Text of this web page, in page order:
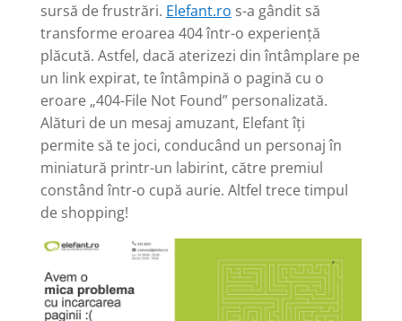
sursă de frustrări. Elefant.ro s-a gândit să
transforme eroarea 404 într-o experiență
plăcută. Astfel, dacă aterizezi din întâmplare pe
un link expirat, te întâmpină o pagină cu o
eroare „404-File Not Found” personalizată.
Alături de un mesaj amuzant, Elefant îți
permite să te joci, conducând un personaj în
miniatură printr-un labirint, către premiul
constând într-o cupă aurie. Altfel trece timpul
de shopping!